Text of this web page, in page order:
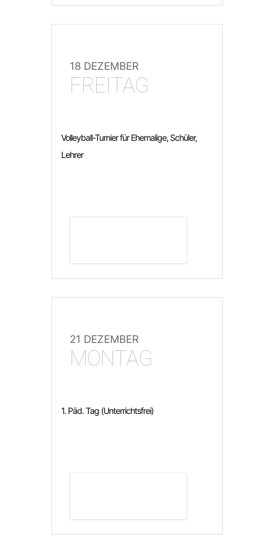
18 DEZEMBER
FREITAG
Volleyball-Turnier für Ehemalige, Schüler,
Lehrer
21 DEZEMBER
MONTAG
1. Päd. Tag (Unterrichtsfrei)